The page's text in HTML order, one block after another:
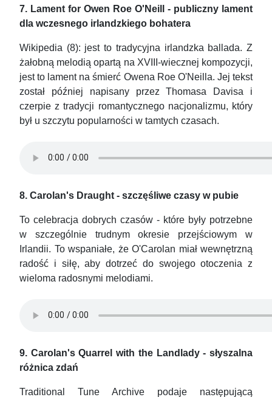
7. Lament for Owen Roe O'Neill - publiczny lament
dla wczesnego irlandzkiego bohatera
Wikipedia (8): jest to tradycyjna irlandzka ballada. Z
żałobną melodią opartą na XVIII-wiecznej kompozycji,
jest to lament na śmierć Owena Roe O'Neilla. Jej tekst
został później napisany przez Thomasa Davisa i
czerpie z tradycji romantycznego nacjonalizmu, który
był u szczytu popularności w tamtych czasach.
8. Carolan's Draught - szczęśliwe czasy w pubie
To celebracja dobrych czasów - które były potrzebne
w szczególnie trudnym okresie przejściowym w
Irlandii. To wspaniałe, że O'Carolan miał wewnętrzną
radość i siłę, aby dotrzeć do swojego otoczenia z
wieloma radosnymi melodiami.
9. Carolan's Quarrel with the Landlady - słyszalna
różnica zdań
Traditional Tune Archive podaje następującą